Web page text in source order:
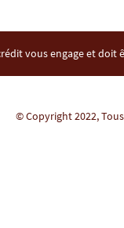
vous engage et doit
© Copyright 2022,